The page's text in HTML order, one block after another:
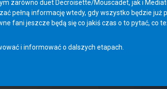
zarówno duet Decroisette/Mouscadet, jak i
pełną informację wtedy, gdy wszystko będzie już
fani jeszcze będą się co jakiś czas o to pytać, co
i informować o dalszych etapach.